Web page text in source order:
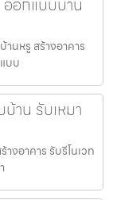
านหรู สร้างอาคาร
บบ
าน รับเหมา
งอาคาร รับรีโนเวท